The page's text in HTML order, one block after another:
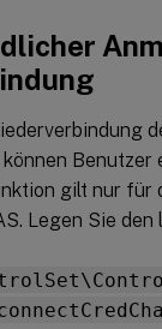
Benutzer
gilt nur
Legen Sie